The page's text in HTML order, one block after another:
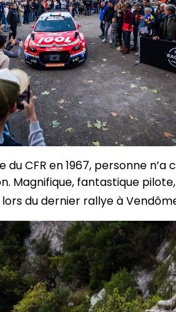
CFR en 1967, personne n’a
Magnifique, fantastique
du dernier rallye à